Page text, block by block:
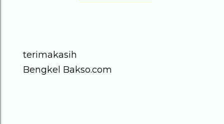
terimakasih
Bengkel Bakso.com